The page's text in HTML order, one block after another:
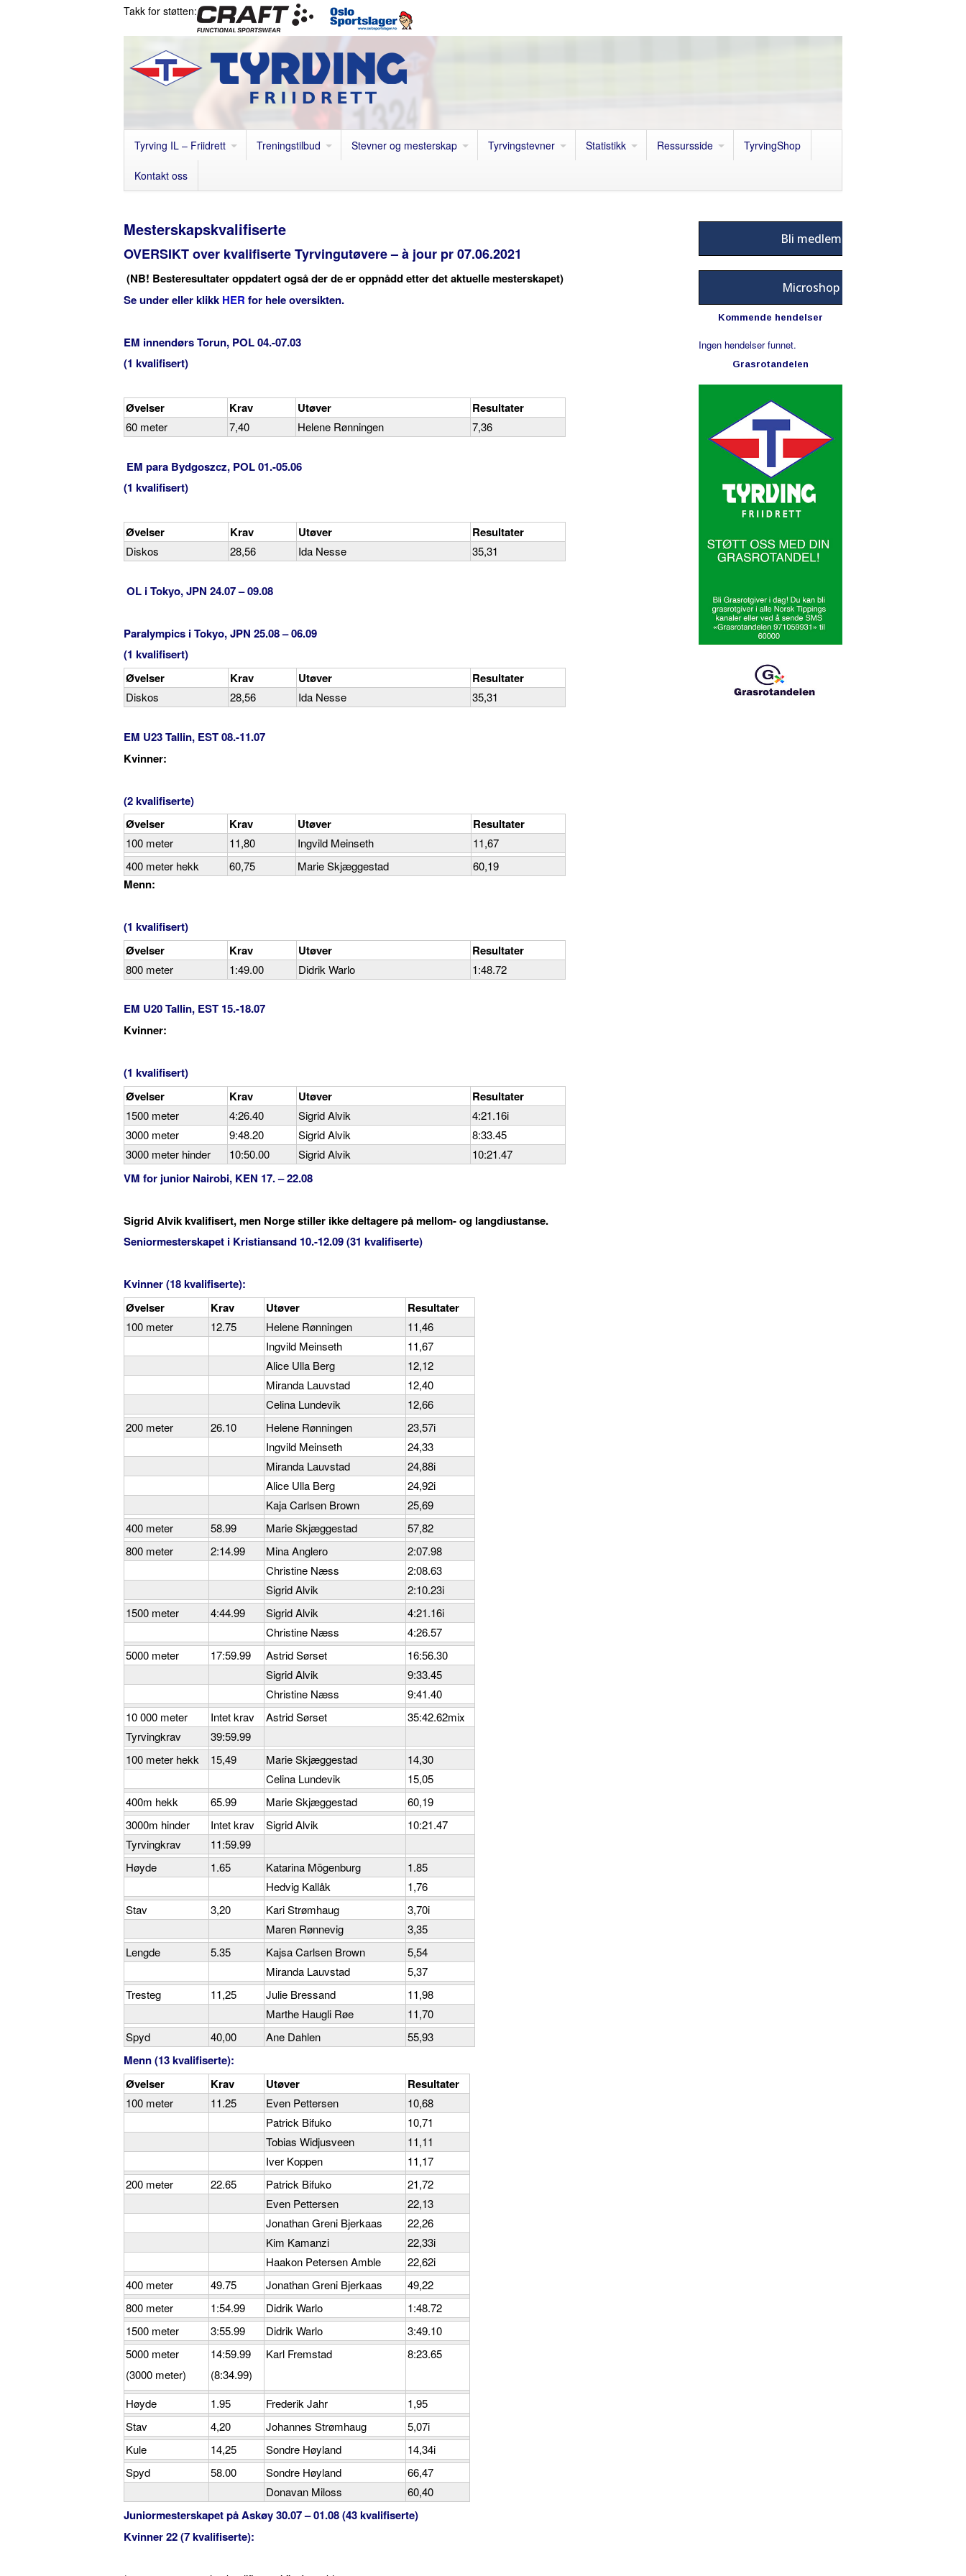
Takk for støtten:
Tyrving IL – Friidrett Treningstilbud Stevner og mesterskap Tyrvingstevner Statistikk Ressursside TyrvingShop
Kontakt oss
Mesterskapskvalifiserte
OVERSIKT over kvalifiserte Tyrvingutøvere – à jour pr 07.06.2021
(NB! Besteresultater oppdatert også der de er oppnådd etter det aktuelle mesterskapet)
Se under eller klikk HER for hele oversikten.
EM innendørs Torun, POL 04.-07.03
(1 kvalifisert)
Øvelser Krav Utøver Resultater
60 meter 7,40 Helene Rønningen 7,36
EM para Bydgoszcz, POL 01.-05.06
(1 kvalifisert)
Øvelser Krav Utøver Resultater
Diskos 28,56 Ida Nesse 35,31
OL i Tokyo, JPN 24.07 – 09.08
Paralympics i Tokyo, JPN 25.08 – 06.09
(1 kvalifisert)
Øvelser
Krav Utøver Resultater
Diskos 28,56 Ida Nesse 35,31
EM U23 Tallin, EST 08.-11.07
Kvinner:
(2 kvalifiserte)
Øvelser
Krav Utøver Resultater
100 meter 11,80 Ingvild Meinseth
11,67
400 meter hekk
60,75 Marie Skjæggestad 60,19
Menn:
(1 kvalifisert)
Øvelser
Krav Utøver Resultater
800 meter 1:49.00 Didrik Warlo 1:48.72
EM U20 Tallin, EST 15.-18.07
Kvinner:
(1 kvalifisert)
Øvelser
Krav Utøver Resultater
1500 meter 4:26.40 Sigrid Alvik
4:21.16i
3000 meter
9:48.20 Sigrid Alvik
8:33.45
3000 meter hinder
10:50.00 Sigrid Alvik 10:21.47
VM for junior Nairobi, KEN 17. – 22.08
Sigrid Alvik kvalifisert, men Norge stiller ikke deltagere på mellom- og langdiustanse.
Seniormesterskapet i Kristiansand 10.-12.09 (31 kvalifiserte)
Kvinner (18 kvalifiserte):
Øvelser
Krav Utøver Resultater
100 meter 12.75 Helene Rønningen
11,46
Ingvild Meinseth
11,67
Alice Ulla Berg
12,12
Miranda Lauvstad
12,40
Celina Lundevik
12,66
200 meter
26.10 Helene Rønningen
23,57i
Ingvild Meinseth
24,33
Miranda Lauvstad
24,88i
Alice Ulla Berg
24,92i
Kaja Carlsen Brown
25,69
400 meter
58.99 Marie Skjæggestad
57,82
800 meter
2:14.99 Mina Anglero
2:07.98
Christine Næss
2:08.63
Sigrid Alvik
2:10.23i
1500 meter
4:44.99 Sigrid Alvik
4:21.16i
Christine Næss
4:26.57
5000 meter
17:59.99 Astrid Sørset
16:56.30
Sigrid Alvik
9:33.45
Christine Næss
9:41.40
10 000 meter
Intet krav Astrid Sørset
35:42.62mix
Tyrvingkrav
39:59.99
100 meter hekk
15,49 Marie Skjæggestad
14,30
Celina Lundevik
15,05
400m hekk
65.99 Marie Skjæggestad
60,19
3000m hinder
Intet krav Sigrid Alvik
10:21.47
Tyrvingkrav
11:59.99
Høyde
1.65 Katarina Mögenburg
1.85
Hedvig Kallåk
1,76
Stav
3,20 Kari Strømhaug
3,70i
Maren Rønnevig
3,35
Lengde
5.35 Kajsa Carlsen Brown
5,54
Miranda Lauvstad
5,37
Tresteg
11,25 Julie Bressand
11,98
Marthe Haugli Røe
11,70
Spyd
40,00 Ane Dahlen 55,93
Menn (13 kvalifiserte):
Øvelser
Krav Utøver Resultater
100 meter 11.25 Even Pettersen
10,68
Patrick Bifuko
10,71
Tobias Widjusveen
11,11
Iver Koppen
11,17
200 meter
22.65 Patrick Bifuko
21,72
Even Pettersen
22,13
Jonathan Greni Bjerkaas
22,26
Kim Kamanzi
22,33i
Haakon Petersen Amble
22,62i
400 meter
49.75 Jonathan Greni Bjerkaas
49,22
800 meter
1:54.99 Didrik Warlo
1:48.72
1500 meter
3:55.99 Didrik Warlo
3:49.10
5000 meter
(3000 meter)
14:59.99
(8:34.99)
Karl Fremstad 8:23.65
Høyde 1.95 Frederik Jahr
1,95
Stav
4,20 Johannes Strømhaug
5,07i
Kule
14,25 Sondre Høyland
14,34i
Spyd
58.00 Sondre Høyland
66,47
Donavan Miloss
60,40
Juniormesterskapet på Askøy 30.07 – 01.08 (43 kvalifiserte)
Kvinner 22 (7 kvalifiserte):
Bli medlem
Microshop
Kommende hendelser
Ingen hendelser funnet.
Grasrotandelen